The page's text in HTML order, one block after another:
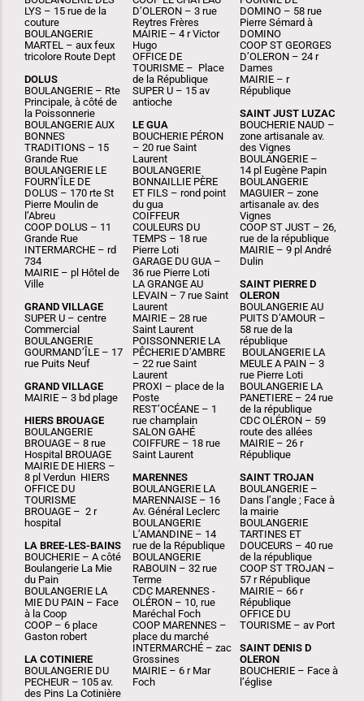
LYS – 15 rue de la
couture
BOULANGERIE
MARTEL – aux feux
tricolore Route Dept
DOLUS
BOULANGERIE – Rte
Principale, à côté de
la Poissonnerie
BOULANGERIE AUX
BONNES
TRADITIONS – 15
Grande Rue
BOULANGERIE LE
FOURN’ÎLE DE
DOLUS – 170 rte St
Pierre Moulin de
l’Abreu
COOP DOLUS – 11
Grande Rue
INTERMARCHE – rd
734
MAIRIE – pl Hôtel de
Ville
GRAND VILLAGE
SUPER U – centre
Commercial
BOULANGERIE
GOURMAND’ÎLE – 17
rue Puits Neuf
GRAND VILLAGE
MAIRIE – 3 bd plage
HIERS BROUAGE
BOULANGERIE
BROUAGE – 8 rue
Hospital BROUAGE
MAIRIE DE HIERS –
8 pl Verdun HIERS
OFFICE DU
TOURISME
BROUAGE – 2 r
hospital
LA BREE-LES-BAINS
BOUCHERIE – A côté
Boulangerie La Mie
du Pain
BOULANGERIE LA
MIE DU PAIN – Face
à la Coop
COOP – 6 place
Gaston robert
LA COTINIERE
BOULANGERIE DU
PECHEUR – 105 av.
des Pins La Cotinière
D’OLERON – 3 rue
Reytres Frères
MAIRIE – 4 r Victor
Hugo
OFFICE DE
TOURISME – Place
de la République
SUPER U – 15 av
antioche
LE GUA
BOUCHERIE PÉRON
– 20 rue Saint
Laurent
BOULANGERIE
BONNAILLIE PÈRE
ET FILS – rond point
du gua
COIFFEUR
COULEURS DU
TEMPS – 18 rue
Pierre Loti
GARAGE DU GUA –
36 rue Pierre Loti
LA GRANGE AU
LEVAIN – 7 rue Saint
Laurent
MAIRIE – 28 rue
Saint Laurent
POISSONNERIE LA
PÊCHERIE D’AMBRE
– 22 rue Saint
Laurent
PROXI – place de la
Poste
REST’OCÉANE – 1
rue champlain
SALON GAHÉ
COIFFURE – 18 rue
Saint Laurent
MARENNES
BOULANGERIE LA
MARENNAISE – 16
Av. Général Leclerc
BOULANGERIE
L’AMANDINE – 14
rue de la République
BOULANGERIE
RABOUIN – 32 rue
Terme
CDC MARENNES -
OLÉRON – 10, rue
Maréchal Foch
COOP MARENNES –
place du marché
INTERMARCHÉ – zac
Grossines
MAIRIE – 6 r Mar
Foch
DOMINO – 58 rue
Pierre Sémard à
DOMINO
COOP ST GEORGES
D’OLERON – 24 r
Dames
MAIRIE – r
République
SAINT JUST LUZAC
BOUCHERIE NAUD –
zone artisanale av.
des Vignes
BOULANGERIE –
14 pl Eugène Papin
BOULANGERIE
MAGUIER – zone
artisanale av. des
Vignes
COOP ST JUST – 26,
rue de la république
MAIRIE – 9 pl André
Dulin
SAINT PIERRE D
OLERON
BOULANGERIE AU
PUITS D’AMOUR –
58 rue de la
république
BOULANGERIE LA
MEULE A PAIN – 3
rue Pierre Loti
BOULANGERIE LA
PANETIERE – 24 rue
de la république
CDC OLÉRON – 59
route des allées
MAIRIE – 26 r
République
SAINT TROJAN
BOULANGERIE –
Dans l’angle ; Face à
la mairie
BOULANGERIE
TARTINES ET
DOUCEURS – 40 rue
de la république
COOP ST TROJAN –
57 r République
MAIRIE – 66 r
République
OFFICE DU
TOURISME – av Port
SAINT DENIS D
OLERON
BOUCHERIE – Face à
l’église